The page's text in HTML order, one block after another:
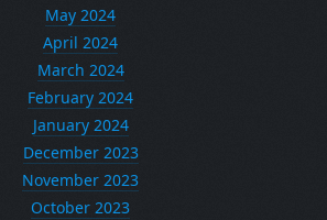
May 2024
April 2024
March 2024
February 2024
January 2024
December 2023
November 2023
October 2023